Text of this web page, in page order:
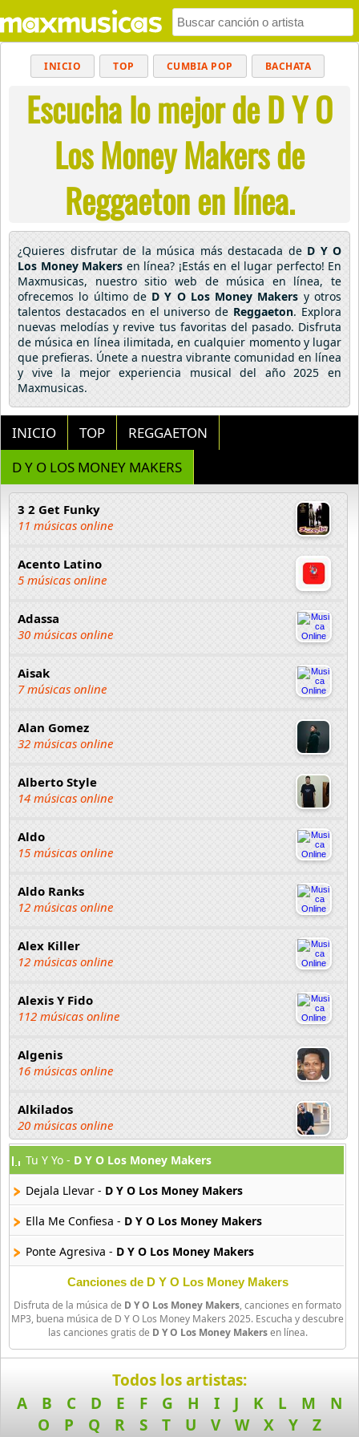
INICIO TOP CUMBIA POP BACHATA
MUSICA CRISTIANA REGGAETON
BALADAS ALTERNATIVO ELECTRÓNICA
CUMBIAS
Escucha lo mejor de D Y O
Los Money Makers de
Reggaeton en línea.
¿Quieres disfrutar de la música más destacada de D Y O
Los Money Makers en línea? ¡Estás en el lugar perfecto! En
Maxmusicas, nuestro sitio web de música en línea, te
ofrecemos lo último de D Y O Los Money Makers y otros
talentos destacados en el universo de Reggaeton. Explora
nuevas melodías y revive tus favoritas del pasado. Disfruta
de música en línea ilimitada, en cualquier momento y lugar
que prefieras. Únete a nuestra vibrante comunidad en línea
y vive la mejor experiencia musical del año 2025 en
Maxmusicas.
INICIO TOP
REGGAETON
D Y O LOS MONEY MAKERS
3 2 Get Funky
11 músicas online
Acento Latino
5 músicas online
Adassa
30 músicas online
Aisak
7 músicas online
Alan Gomez
32 músicas online
Alberto Style
14 músicas online
Aldo
15 músicas online
Aldo Ranks
12 músicas online
Alex Killer
12 músicas online
Alexis Y Fido
112 músicas online
Algenis
16 músicas online
Alkilados
20 músicas online
Andy Boy
42 músicas online
Angel Olmos
9 músicas online
20 músicas online
Anton La Voz De Oro
10 músicas online
257 músicas online
Tu Y Yo - D Y O Los Money Makers
Dejala Llevar - D Y O Los Money Makers
Ella Me Confiesa - D Y O Los Money Makers
Ponte Agresiva - D Y O Los Money Makers
Canciones de D Y O Los Money Makers
Disfruta de la música de D Y O Los Money Makers, canciones en formato
MP3, buena música de D Y O Los Money Makers 2025. Escucha y descubre
las canciones gratis de D Y O Los Money Makersen línea.
Todos los artistas:
A
B C D E F G H I J K L M
N
O
P Q R S T U V W X Y Z